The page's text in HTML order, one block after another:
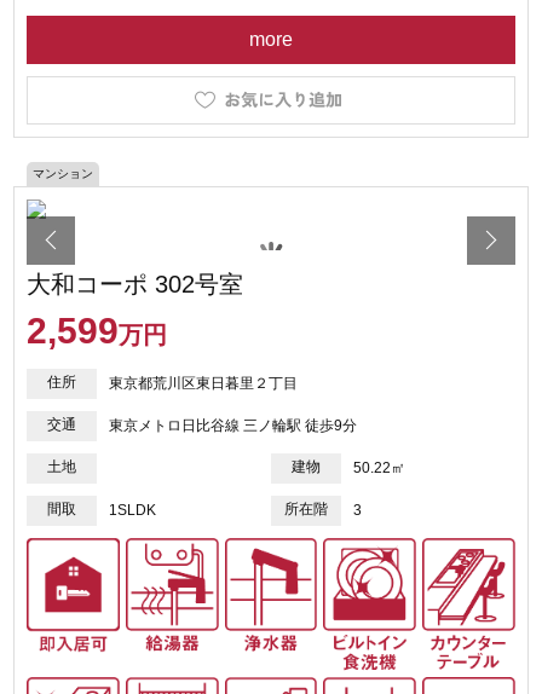
more
マンション
大和コーポ 302号室
2,599万円
住所 東京都荒川区東日暮里２丁目
交通 東京メトロ日比谷線 三ノ輪駅 徒歩9分
土地 建物 50.22㎡
間取 1SLDK 所在階 3